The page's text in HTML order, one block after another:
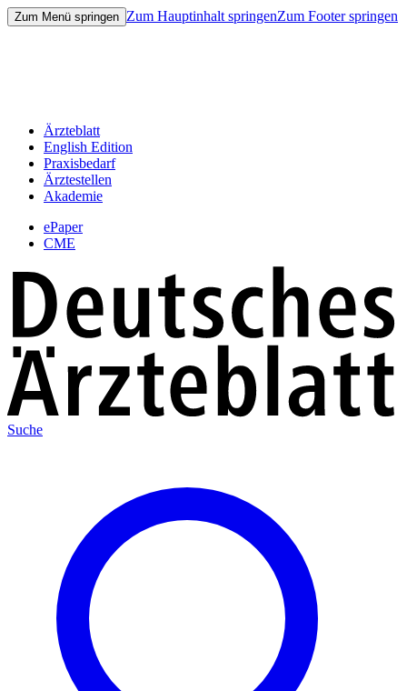
Zum Menü springen Zum Hauptinhalt springenZum Footer springen
Ärzteblatt
English Edition
Praxisbedarf
Ärztestellen
Akademie
ePaper
CME
Suche